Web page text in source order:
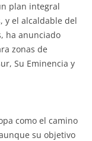
plan integral
y el alcaldable del
ha anunciado
zonas de
Su Eminencia y
como el camino
su objetivo